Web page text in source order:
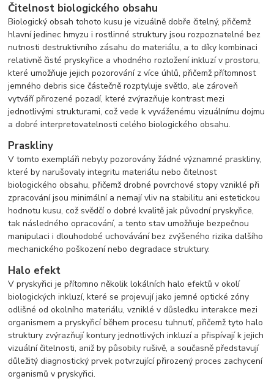
Čitelnost biologického obsahu
Biologický obsah tohoto kusu je vizuálně dobře čitelný, přičemž
hlavní jedinec hmyzu i rostlinné struktury jsou rozpoznatelné bez
nutnosti destruktivního zásahu do materiálu, a to díky kombinaci
relativně čisté pryskyřice a vhodného rozložení inkluzí v prostoru,
které umožňuje jejich pozorování z více úhlů, přičemž přítomnost
jemného debris sice částečně rozptyluje světlo, ale zároveň
vytváří přirozené pozadí, které zvýrazňuje kontrast mezi
jednotlivými strukturami, což vede k vyváženému vizuálnímu dojmu
a dobré interpretovatelnosti celého biologického obsahu.
Praskliny
V tomto exempláři nebyly pozorovány žádné významné praskliny,
které by narušovaly integritu materiálu nebo čitelnost
biologického obsahu, přičemž drobné povrchové stopy vzniklé při
zpracování jsou minimální a nemají vliv na stabilitu ani estetickou
hodnotu kusu, což svědčí o dobré kvalitě jak původní pryskyřice,
tak následného opracování, a tento stav umožňuje bezpečnou
manipulaci i dlouhodobé uchovávání bez zvýšeného rizika dalšího
mechanického poškození nebo degradace struktury.
Halo efekt
V pryskyřici je přítomno několik lokálních halo efektů v okolí
biologických inkluzí, které se projevují jako jemné optické zóny
odlišné od okolního materiálu, vzniklé v důsledku interakce mezi
organismem a pryskyřicí během procesu tuhnutí, přičemž tyto halo
struktury zvýrazňují kontury jednotlivých inkluzí a přispívají k jejich
vizuální čitelnosti, aniž by působily rušivě, a současně představují
důležitý diagnostický prvek potvrzující přirozený proces zachycení
organismů v pryskyřici.